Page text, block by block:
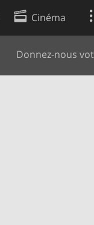
Cinéma
Donnez-nous